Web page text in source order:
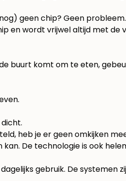
geen chip? Geen
en wordt vrijwel altijd met de
buurt komt om te eten,
heb je er geen omkijken
De technologie is ook
gebruik. De systemen